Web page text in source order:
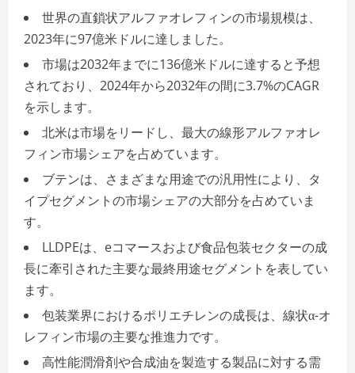
世界の直鎖状アルファオレフィンの市場規模は、
2023年に97億米ドルに達しました。
市場は2032年までに136億米ドルに達すると予想
されており、2024年から2032年の間に3.7%のCAGR
を示します。
北米は市場をリードし、最大の線形アルファオレ
フィン市場シェアを占めています。
ブテンは、さまざまな用途での汎用性により、タ
イプセグメントの市場シェアの大部分を占めていま
す。
LLDPEは、eコマースおよび食品包装セクターの成
長に牽引された主要な最終用途セグメントを表してい
ます。
包装業界におけるポリエチレンの成長は、線状α-オ
レフィン市場の主要な推進力です。
高性能潤滑剤や合成油を製造する製品に対する需